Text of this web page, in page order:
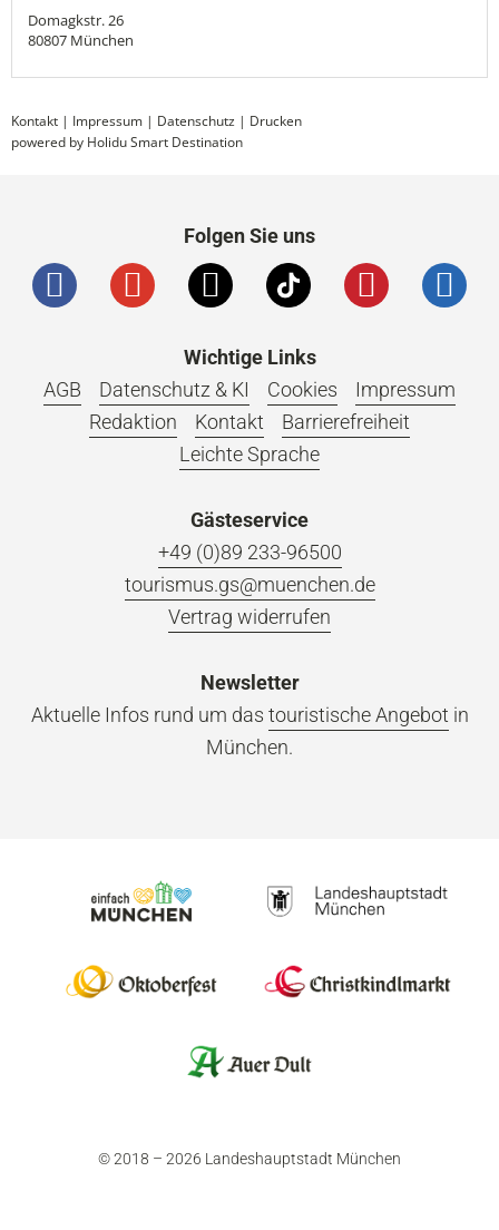
Domagkstr. 26
80807 München
Kontakt | Impressum | Datenschutz | Drucken
powered by Holidu Smart Destination
Folgen Sie uns
Wichtige Links
AGB
Datenschutz & KI Cookies
Impressum
Redaktion
Kontakt
Barrierefreiheit
Leichte Sprache
Gästeservice
+49 (0)89 233-96500
tourismus.gs@muenchen.de
Vertrag widerrufen
Newsletter
Aktuelle Infos rund um das touristische Angebot in
München.
© 2018 – 2026 Landeshauptstadt München